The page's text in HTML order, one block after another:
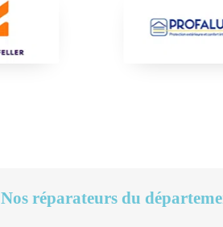
Nos réparateurs du